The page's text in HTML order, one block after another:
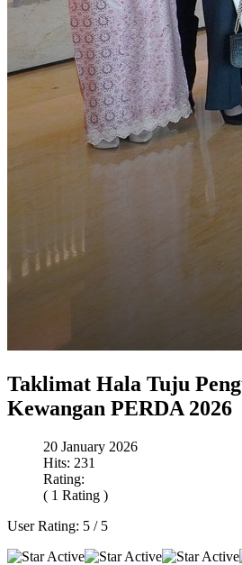
Taklimat Hala Tuju
Kewangan PERDA 2026
20 January 2026
Hits: 231
Rating:
( 1 Rating )
User Rating: 5 / 5